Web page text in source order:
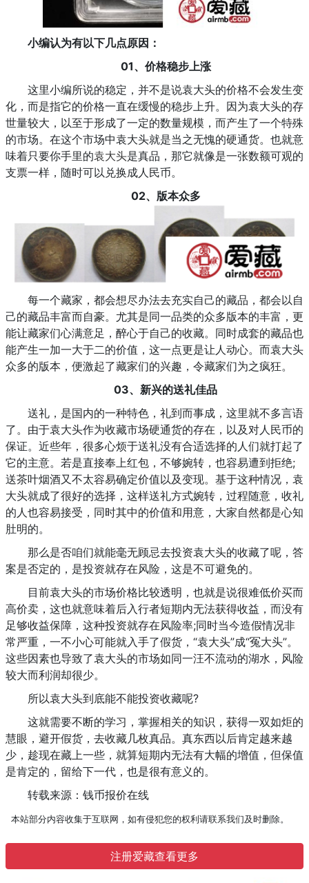
小编认为有以下几点原因：
01、 价格稳步上涨
这里小编所说的稳定，并不是说袁大头的价格不会发生变
化，而是指它的价格一直在缓慢的稳步上升。因为袁大头的存
世量较大，以至于形成了一定的数量规模，而产生了一个特殊
的市场。在这个市场中袁大头就是当之无愧的硬通货。也就意
味着只要你手里的袁大头是真品，那它就像是一张数额可观的
支票一样，随时可以兑换成人民币。
02、 版本众多
每一个藏家，都会想尽办法去充实自己的藏品，都会以自
己的藏品丰富而自豪。尤其是同一品类的众多版本的丰富，更
能让藏家们心满意足，醉心于自己的收藏。同时成套的藏品也
能产生一加一大于二的价值，这一点更是让人动心。而袁大头
众多的版本，便激起了藏家们的兴趣，令藏家们为之疯狂。
03、 新兴的送礼佳品
送礼，是国内的一种特色，礼到而事成，这里就不多言语
了。由于袁大头作为收藏市场硬通货的存在，以及对人民币的
保证。近些年，很多心烦于送礼没有合适选择的人们就打起了
它的主意。若是直接奉上红包，不够婉转，也容易遭到拒绝;
送茶叶烟酒又不太容易确定价值以及变现。基于这种情况，袁
大头就成了很好的选择，这样送礼方式婉转，过程随意，收礼
的人也容易接受，同时其中的价值和用意，大家自然都是心知
肚明的。
那么是否咱们就能毫无顾忌去投资袁大头的收藏了呢，答
案是否定的，是投资就存在风险，这是不可避免的。
目前袁大头的市场价格比较透明，也就是说很难低价买而
高价卖，这也就意味着后入行者短期内无法获得收益，而没有
足够收益保障，这种投资就存在风险率;同时当今造假情况非
常严重，一不小心可能就入手了假货，“袁大头”成“冤大头”。
这些因素也导致了袁大头的市场如同一汪不流动的湖水，风险
较大而利润却很少。
所以袁大头到底能不能投资收藏呢?
这就需要不断的学习，掌握相关的知识，获得一双如炬的
慧眼，避开假货，去收藏几枚真品。真东西以后肯定越来越
少，趁现在藏上一些，就算短期内无法有大幅的增值，但保值
是肯定的，留给下一代，也是很有意义的。
转载来源：钱币报价在线
本站部分内容收集于互联网，如有侵犯您的权利请联系我们及时删除。
注册爱藏查看更多